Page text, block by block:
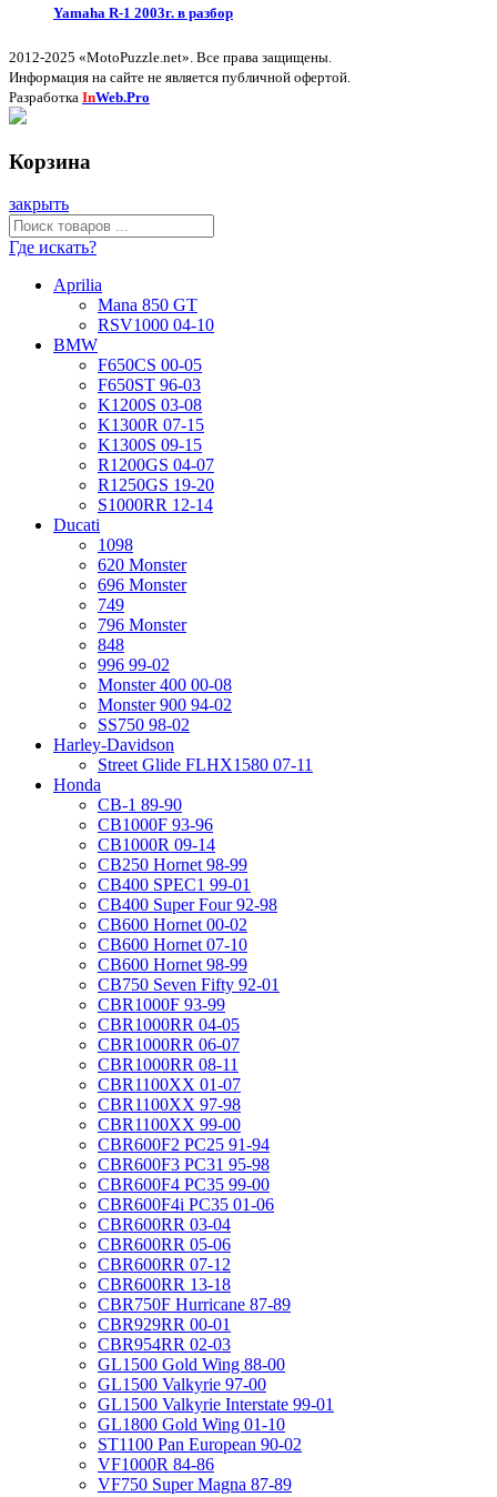
Yamaha R-1 2003г. в разбор
2012-2025 «MotoPuzzle.net». Все права защищены.
Информация на сайте не является публичной офертой.
Разработка InWeb.Pro
Корзина
закрыть
Где искать?
Aprilia
Mana 850 GT
RSV1000 04-10
BMW
F650CS 00-05
F650ST 96-03
K1200S 03-08
K1300R 07-15
K1300S 09-15
R1200GS 04-07
R1250GS 19-20
S1000RR 12-14
Ducati
1098
620 Monster
696 Monster
749
796 Monster
848
996 99-02
Monster 400 00-08
Monster 900 94-02
SS750 98-02
Harley-Davidson
Street Glide FLHX1580 07-11
Honda
CB-1 89-90
CB1000F 93-96
CB1000R 09-14
CB250 Hornet 98-99
CB400 SPEC1 99-01
CB400 Super Four 92-98
CB600 Hornet 00-02
CB600 Hornet 07-10
CB600 Hornet 98-99
CB750 Seven Fifty 92-01
CBR1000F 93-99
CBR1000RR 04-05
CBR1000RR 06-07
CBR1000RR 08-11
CBR1100XX 01-07
CBR1100XX 97-98
CBR1100XX 99-00
CBR600F2 PC25 91-94
CBR600F3 PC31 95-98
CBR600F4 PC35 99-00
CBR600F4i PC35 01-06
CBR600RR 03-04
CBR600RR 05-06
CBR600RR 07-12
CBR600RR 13-18
CBR750F Hurricane 87-89
CBR929RR 00-01
CBR954RR 02-03
GL1500 Gold Wing 88-00
GL1500 Valkyrie 97-00
GL1500 Valkyrie Interstate 99-01
GL1800 Gold Wing 01-10
ST1100 Pan European 90-02
VF1000R 84-86
VF750 Super Magna 87-89